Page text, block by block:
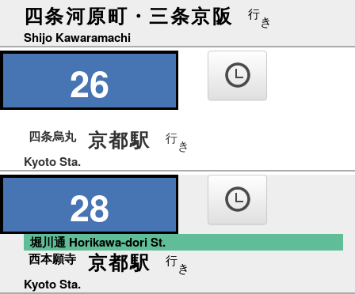
四条河原町・三条京阪 行き
Shijo Kawaramachi
26
四条烏丸 京都駅 行き
Kyoto Sta.
28
堀川通 Horikawa-dori St.
西本願寺
京都駅 行き
Kyoto Sta.